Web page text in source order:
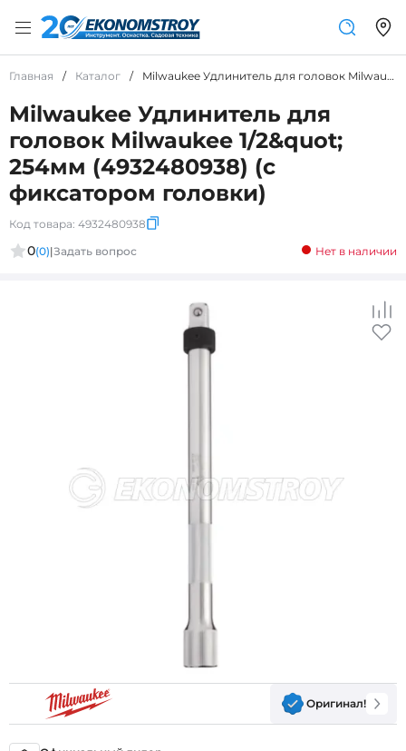
Главная / Каталог / Milwaukee Удлинитель для головок Milwaukee 1/2&amp;quot; 254мм (4932480938) (с фиксатором головки)
Milwaukee Удлинитель для
головок Milwaukee 1/2&quot;
254мм (4932480938) (с
фиксатором головки)
Код товара: 4932480938
0(0)|Задать вопрос Нет в наличии
Оригинал!